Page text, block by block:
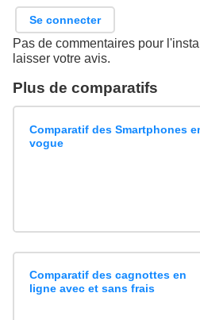
Se connecter
Pas de commentaires pour
laisser votre avis.
Plus de comparatifs
Comparatif des Smartphones
vogue
Comparatif des cagnottes en
ligne avec et sans frais